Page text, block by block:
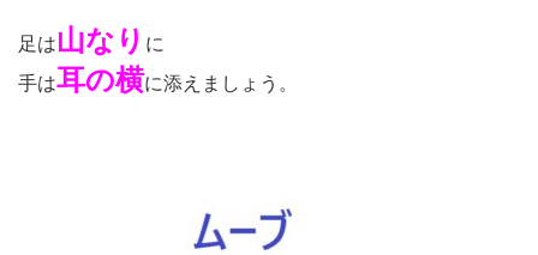
足は山なり に
手は耳の横に添えましょう。